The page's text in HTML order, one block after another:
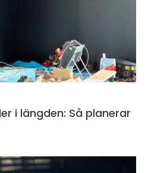
i längden: Så planerar